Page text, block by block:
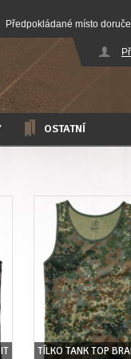
Předpokládané místo
OSTATNÍ
TÍLKO TANK TOP